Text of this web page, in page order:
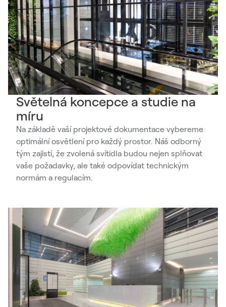
Světelná koncepce a studie na
míru
Na základě vaší projektové dokumentace vybereme
optimální osvětlení pro každý prostor. Náš odborný
tým zajistí, že zvolená svítidla budou nejen splňovat
vaše požadavky, ale také odpovídat technickým
normám a regulacím.